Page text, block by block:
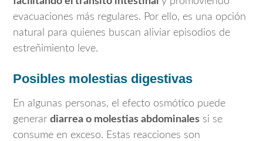
evacuaciones más regulares. Por ello, es una opción
natural para quienes buscan aliviar episodios de
estreñimiento leve.
Posibles molestias digestivas
En algunas personas, el efecto osmótico puede
generar diarrea o molestias abdominales si se
consume en exceso. Estas reacciones son